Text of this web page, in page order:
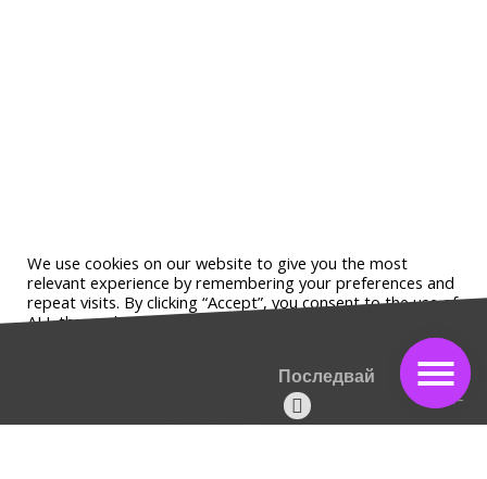
Последвай
We use cookies on our website to give you the most
relevant experience by remembering your preferences and
repeat visits. By clicking “Accept”, you consent to the use of
ALL the cookies.